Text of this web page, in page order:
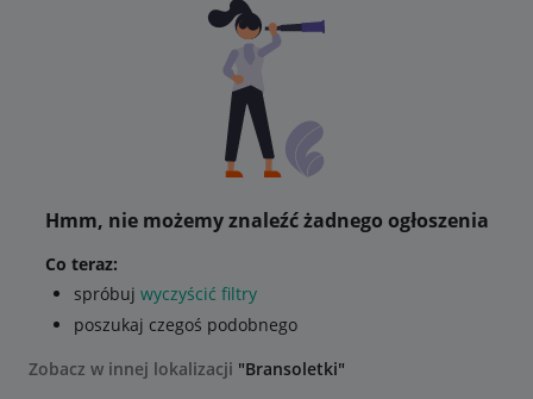
Hmm, nie możemy znaleźć żadnego ogłoszenia
Co teraz:
spróbuj wyczyścić filtry
poszukaj czegoś podobnego
Zobacz w innej lokalizacji "Bransoletki"